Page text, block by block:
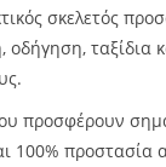
σκελετός
ταξίδια
προσφέρουν
100% προστασία